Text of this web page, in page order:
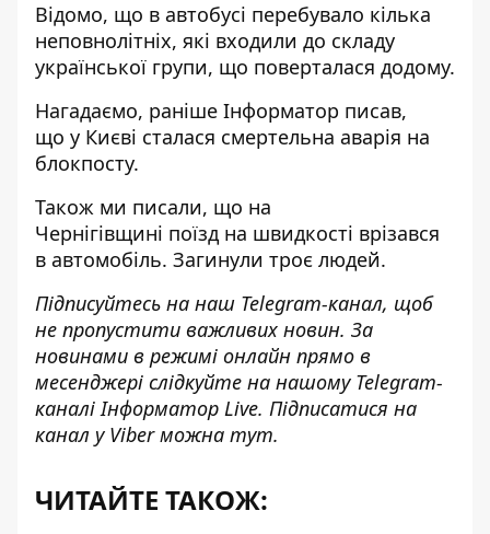
Відомо, що в автобусі перебувало кілька
неповнолітніх, які входили до складу
української групи, що поверталася додому.
Нагадаємо, раніше Інформатор писав,
що у Києві сталася смертельна аварія на
блокпосту.
Також ми писали, що на
Чернігівщині поїзд на швидкості врізався
в автомобіль. Загинули троє людей.
Підписуйтесь на наш Telegram-канал, щоб
не пропустити важливих новин. За
новинами в режимі онлайн прямо в
месенджері слідкуйте на нашому Telegram-
каналіІнформатор Live. Підписатися на
канал у Viber можна тут.
ЧИТАЙТЕ ТАКОЖ: